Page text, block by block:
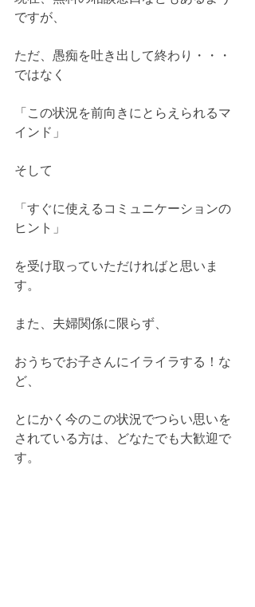
ですが、
ただ、愚痴を吐き出して終わり・・・
ではなく
「この状況を前向きにとらえられるマ
インド」
そして
「すぐに使えるコミュニケーションの
ヒント」
を受け取っていただければと思いま
す。
また、夫婦関係に限らず、
おうちでお子さんにイライラする！な
ど、
とにかく今のこの状況でつらい思いを
されている方は、どなたでも大歓迎で
す。